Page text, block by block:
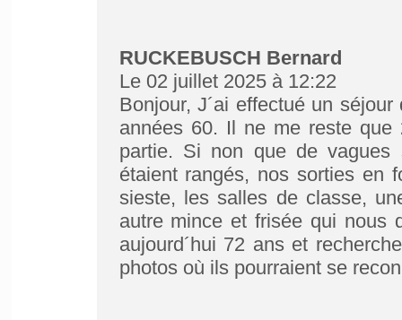
RUCKEBUSCH Bernard
Le 02 juillet 2025 à 12:22
Bonjour, J´ai effectué un
années 60. Il ne me reste que
partie. Si non que de
étaient rangés, nos sorties en
sieste, les salles de classe,
autre mince et frisée qui nous
aujourd´hui 72 ans et
photos où ils pourraient se